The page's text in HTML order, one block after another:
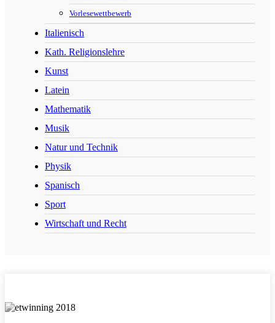
Vorlesewettbewerb
Italienisch
Kath. Religionslehre
Kunst
Latein
Mathematik
Musik
Natur und Technik
Physik
Spanisch
Sport
Wirtschaft und Recht